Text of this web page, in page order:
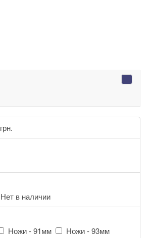
грн.
Нет в наличии
Ножи - 91мм
Ножи - 93мм